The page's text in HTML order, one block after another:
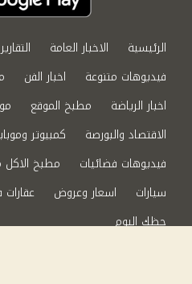
الرئيسية الاخبار العامة
فيديوهات متنوعة
اخبار الفن
اخبار الرياضة
مطبخ الموقع
الاقتصاد والبورصة
كمبيوتر
فيديوهات فضائيات
مطبخ
سيارات
اسعار وعروض
حظك اليوم